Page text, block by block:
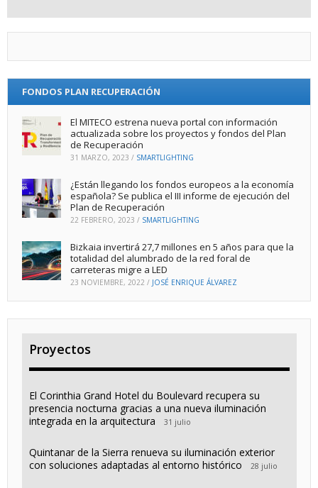
FONDOS PLAN RECUPERACIÓN
El MITECO estrena nueva portal con información
actualizada sobre los proyectos y fondos del Plan
de Recuperación
31 MARZO, 2023 / SMARTLIGHTING
¿Están llegando los fondos europeos a la economía
española? Se publica el III informe de ejecución del
Plan de Recuperación
22 FEBRERO, 2023 / SMARTLIGHTING
Bizkaia invertirá 27,7 millones en 5 años para que la
totalidad del alumbrado de la red foral de
carreteras migre a LED
23 NOVIEMBRE, 2022 / JOSÉ ENRIQUE ÁLVAREZ
Proyectos
El Corinthia Grand Hotel du Boulevard recupera su
presencia nocturna gracias a una nueva iluminación
integrada en la arquitectura
31 julio
Quintanar de la Sierra renueva su iluminación exterior
con soluciones adaptadas al entorno histórico
28 julio